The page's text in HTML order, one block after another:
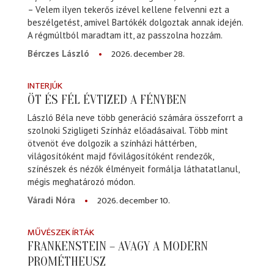
– Velem ilyen tekerős izével kellene felvenni ezt a
beszélgetést, amivel Bartókék dolgoztak annak idején.
A régmúltból maradtam itt, az passzolna hozzám.
Bérczes László
2026. december 28.
INTERJÚK
ÖT ÉS FÉL ÉVTIZED A FÉNYBEN
László Béla neve több generáció számára összeforrt a
szolnoki Szigligeti Színház előadásaival. Több mint
ötvenöt éve dolgozik a színházi háttérben,
világosítóként majd fővilágosítóként rendezők,
színészek és nézők élményeit formálja láthatatlanul,
mégis meghatározó módon.
Váradi Nóra
2026. december 10.
MŰVÉSZEK ÍRTÁK
FRANKENSTEIN – AVAGY A MODERN
PROMÉTHEUSZ